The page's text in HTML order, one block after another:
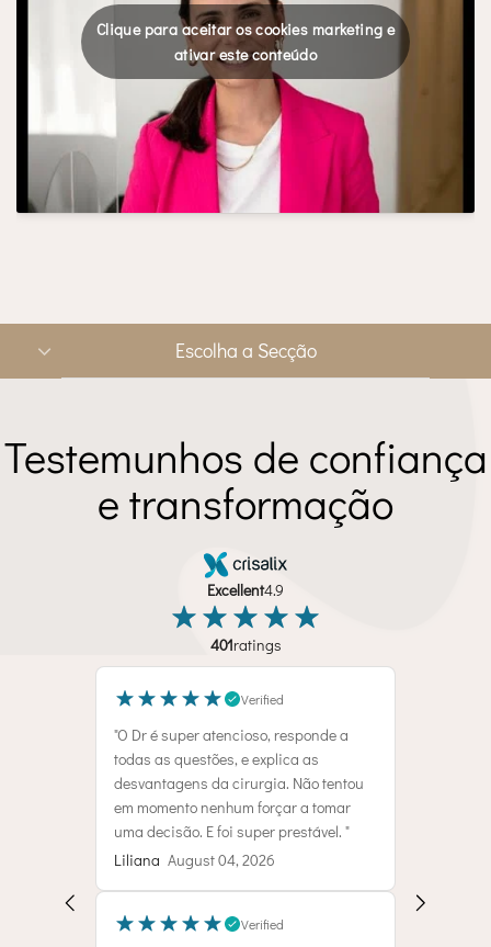
Clique para aceitar os cookies marketing e
ativar este conteúdo
Escolha a Secção
Testemunhos de confiança
e transformação
Excellent4.9
401ratings
Verified
"O Dr é super atencioso, responde a
todas as questões, e explica as
desvantagens da cirurgia. Não tentou
em momento nenhum forçar a tomar
uma decisão. E foi super prestável. "
Liliana August 04, 2026
Verified